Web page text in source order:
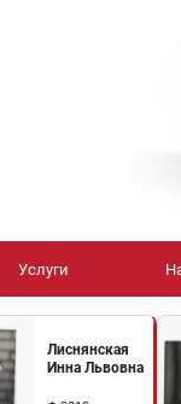
Услуги
Лиснянская
Инна Львовна